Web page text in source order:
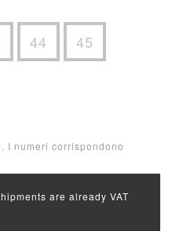
44 45
I numeri corrispondono
are already VAT